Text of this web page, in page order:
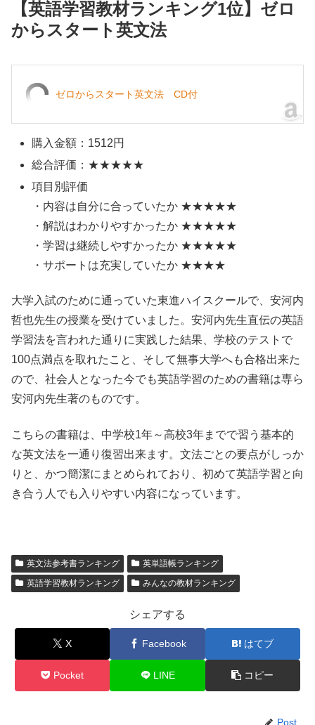
【英語学習教材ランキング1位】ゼロ
からスタート英文法
ゼロからスタート英文法 CD付
購入金額：1512円
総合評価：★★★★★
項目別評価
・内容は自分に合っていたか ★★★★★
・解説はわかりやすかったか ★★★★★
・学習は継続しやすかったか ★★★★★
・サポートは充実していたか ★★★★
大学入試のために通っていた東進ハイスクールで、安河内
哲也先生の授業を受けていました。安河内先生直伝の英語
学習法を言われた通りに実践した結果、学校のテストで
100点満点を取れたこと、そして無事大学へも合格出来た
ので、社会人となった今でも英語学習のための書籍は専ら
安河内先生著のものです。
こちらの書籍は、中学校1年～高校3年までで習う基本的
な英文法を一通り復習出来ます。文法ごとの要点がしっか
りと、かつ簡潔にまとめられており、初めて英語学習と向
き合う人でも入りやすい内容になっています。
英文法参考書ランキング
英単語帳ランキング
英語学習教材ランキング
みんなの教材ランキング
シェアする
X Facebook はてブ
Pocket LINE コピー
Post